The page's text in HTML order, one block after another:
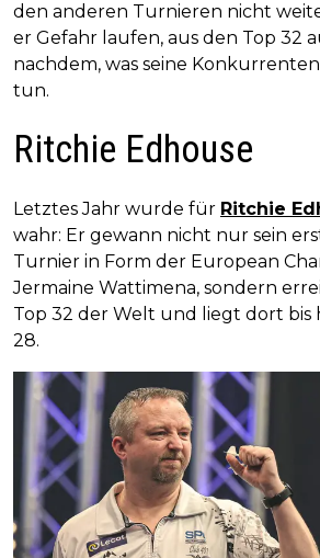
den anderen Turnieren nicht
er Gefahr laufen, aus den Top 32
nachdem, was seine
tun.
Ritchie Edhouse
Letztes Jahr wurde für Ritchie
wahr: Er gewann nicht nur sein
Turnier in Form der European
Jermaine Wattimena, sondern
Top 32 der Welt und liegt dort bis
28.